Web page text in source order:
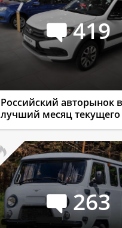
419
Российский авторынок
лучший месяц текущего
263